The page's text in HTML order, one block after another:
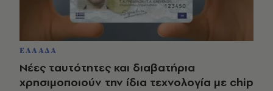
ΕΛΛΑΔΑ
Νέες ταυτότητες και διαβατήρια
χρησιμοποιούν την ίδια τεχνολογία με chip